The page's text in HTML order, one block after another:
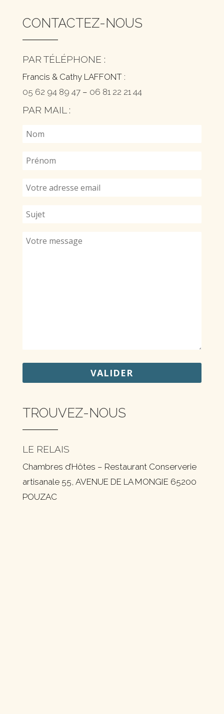
CONTACTEZ-NOUS
PAR TÉLÉPHONE :
Francis & Cathy LAFFONT :
05 62 94 89 47– 06 81 22 21 44
PAR MAIL :
TROUVEZ-NOUS
LE RELAIS
Chambres d’Hôtes – Restaurant Conserverie
artisanale 55, AVENUE DE LA MONGIE 65200
POUZAC